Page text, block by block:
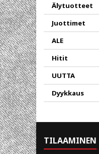
Älytuotteet
Juottimet
ALE
Hitit
UUTTA
Dyykkaus
TILAAMINEN